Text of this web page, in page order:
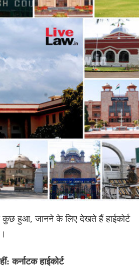
कुछ हुआ, जानने के लिए देखते हैं हाईकोर्ट
कर्नाटक हाईकोर्ट